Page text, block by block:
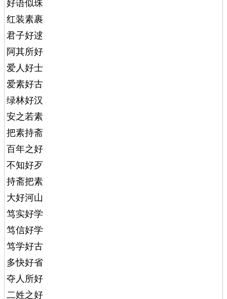
好语似珠
红装素裹
君子好逑
阿其所好
爱人好士
爱素好古
绿林好汉
安之若素
把素持斋
百年之好
不知好歹
持斋把素
大好河山
笃实好学
笃信好学
笃学好古
多快好省
夺人所好
二姓之好